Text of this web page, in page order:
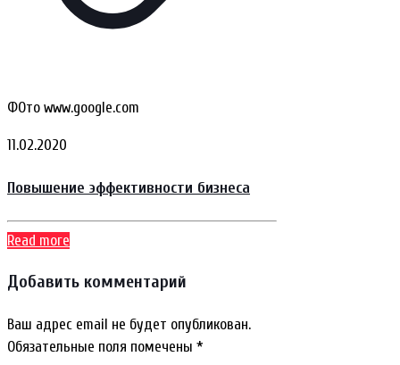
ФОто www.google.com
11.02.2020
Повышение эффективности бизнеса
Read more
Добавить комментарий
Ваш адрес email не будет опубликован.
Обязательные поля помечены *